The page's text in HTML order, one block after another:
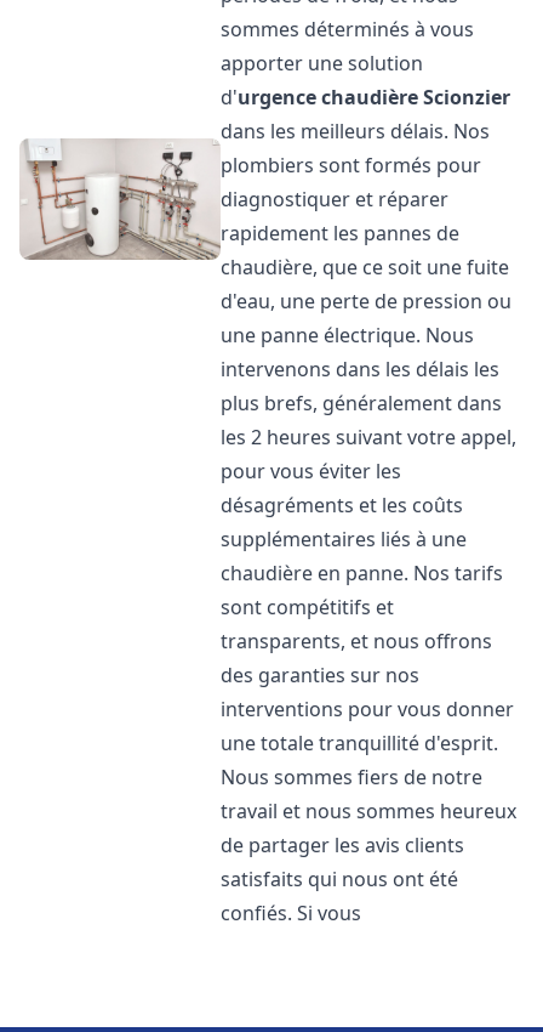
sommes déterminés à vous
apporter une solution
d'urgence chaudièreScionzier
dans les meilleurs délais. Nos
plombiers sont formés pour
diagnostiquer et réparer
rapidement les pannes de
chaudière, que ce soit une fuite
d'eau, une perte de pression ou
une panne électrique. Nous
intervenons dans les délais les
plus brefs, généralement dans
les 2 heures suivant votre appel,
pour vous éviter les
désagréments et les coûts
supplémentaires liés à une
chaudière en panne. Nos tarifs
sont compétitifs et
transparents, et nous offrons
des garanties sur nos
interventions pour vous donner
une totale tranquillité d'esprit.
Nous sommes fiers de notre
travail et nous sommes heureux
de partager les avis clients
satisfaits qui nous ont été
confiés. Si vous